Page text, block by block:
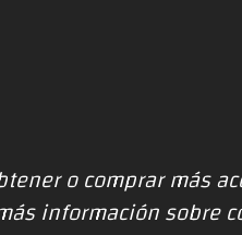
o comprar más
información sobre